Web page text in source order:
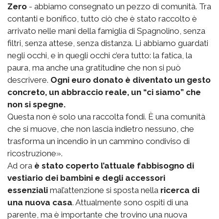
Zero - abbiamo consegnato un pezzo di comunità. Tra
contanti e bonifico, tutto ciò che è stato raccolto è
arrivato nelle mani della famiglia di Spagnolino, senza
filtri, senza attese, senza distanza. Li abbiamo guardati
negli occhi, e in quegli occhi c’era tutto: la fatica, la
paura, ma anche una gratitudine che non si può
descrivere. Ogni euro donato è diventato un gesto
concreto, un abbraccio reale, un “ci siamo” che
non si spegne.
Questa non è solo una raccolta fondi. È una comunità
che si muove, che non lascia indietro nessuno, che
trasforma un incendio in un cammino condiviso di
ricostruzione».
Ad ora è stato coperto l’attuale fabbisogno di
vestiario dei bambini e degli accessori
essenziali mal’attenzione si sposta nella ricerca di
una nuova casa. Attualmente sono ospiti di una
parente, ma è importante che trovino una nuova